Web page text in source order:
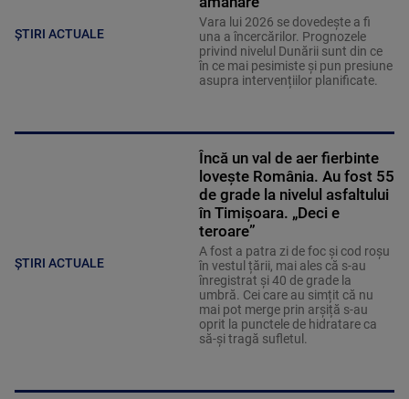
ȘTIRI ACTUALE
Vara lui 2026 se dovedește a fi
una a încercărilor. Prognozele
privind nivelul Dunării sunt din ce
în ce mai pesimiste și pun presiune
asupra intervențiilor planificate.
ȘTIRI ACTUALE
Încă un val de aer fierbinte
lovește România. Au fost 55
de grade la nivelul asfaltului
în Timișoara. „Deci e
teroare”
A fost a patra zi de foc și cod roșu
în vestul țării, mai ales că s-au
înregistrat și 40 de grade la
umbră. Cei care au simțit că nu
mai pot merge prin arșiță s-au
oprit la punctele de hidratare ca
să-și tragă sufletul.